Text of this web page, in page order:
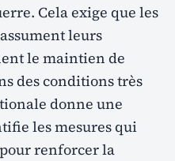
Cela exige que les
leurs
le maintien de
des conditions très
donne une
les mesures qui
renforcer la